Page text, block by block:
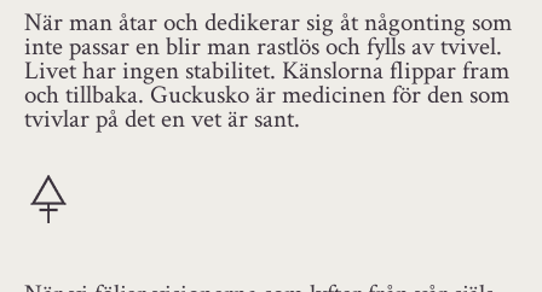
När man åtar och dedikerar sig åt någonting som
inte passar en blir man rastlös och fylls av tvivel.
Livet har ingen stabilitet. Känslorna flippar fram
och tillbaka. Guckusko är medicinen för den som
tvivlar på det en vet är sant.